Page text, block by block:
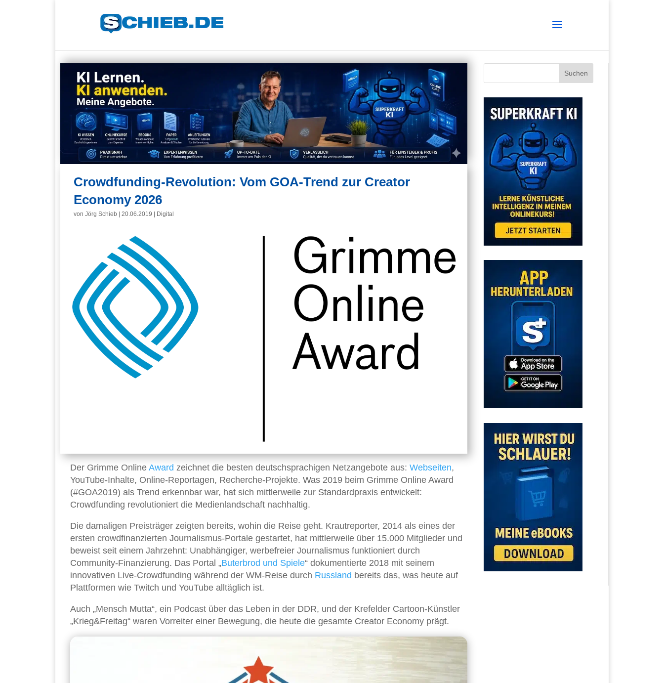
Crowdfunding-Revolution: Vom GOA-Trend zur Creator
Economy 2026
von Jörg Schieb 20.06.2019 Digital
Der Grimme Online Award zeichnet die besten deutschsprachigen Netzangebote aus: Webseiten,
YouTube-Inhalte, Online-Reportagen, Recherche-Projekte. Was 2019 beim Grimme Online Award
(#GOA2019) als Trend erkennbar war, hat sich mittlerweile zur Standardpraxis entwickelt:
Crowdfunding revolutioniert die Medienlandschaft nachhaltig.
Die damaligen Preisträger zeigten bereits, wohin die Reise geht. Krautreporter, 2014 als eines der
ersten crowdfinanzierten Journalismus-Portale gestartet, hat mittlerweile über 15.000 Mitglieder und
beweist seit einem Jahrzehnt: Unabhängiger, werbefreier Journalismus funktioniert durch
Community-Finanzierung. Das Portal „Buterbrod und Spiele“ dokumentierte 2018 mit seinem
innovativen Live-Crowdfunding während der WM-Reise durch Russland bereits das, was heute auf
Plattformen wie Twitch und YouTube alltäglich ist.
Auch „Mensch Mutta“, ein Podcast über das Leben in der DDR, und der Krefelder Cartoon-Künstler
„Krieg&Freitag“ waren Vorreiter einer Bewegung, die heute die gesamte Creator Economy prägt.